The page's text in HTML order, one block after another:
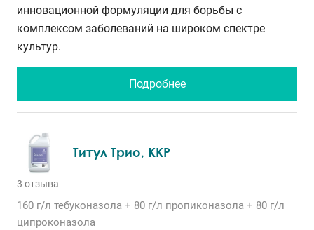
инновационной формуляции для борьбы с
комплексом заболеваний на широком спектре
культур.
Подробнее
Титул Трио, ККР
3 отзыва
160 г/л тебуконазола + 80 г/л пропиконазола + 80 г/л
ципроконазола